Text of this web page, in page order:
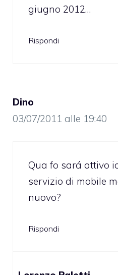
giugno 2012…
Rispondi
Dino
03/07/2011 alle 19:40
Qua fo sará attivo
servizio di mobile
nuovo?
Rispondi